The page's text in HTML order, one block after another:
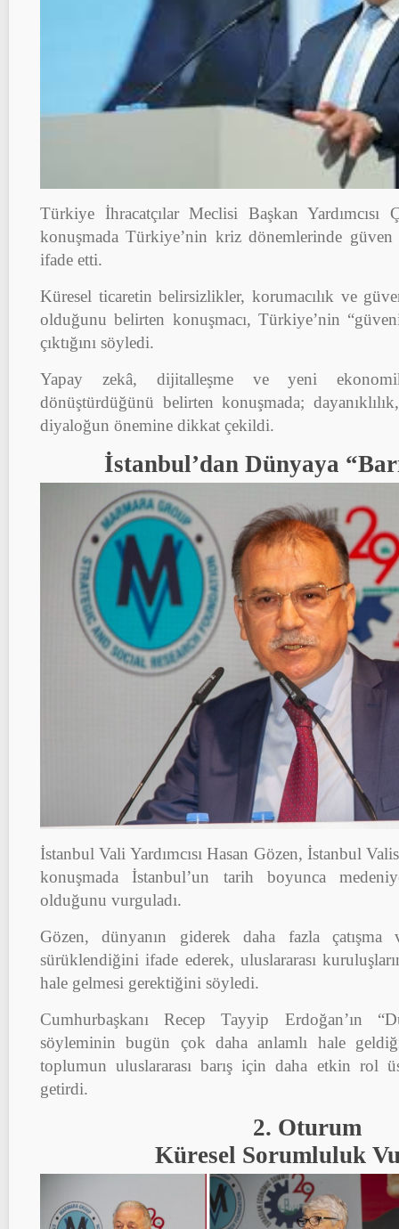
Türkiye İhracatçılar Meclisi Başkan Yardımcısı
konuşmada Türkiye’nin kriz dönemlerinde
ifade etti.
Küresel ticaretin belirsizlikler, korumacılık ve
olduğunu belirten konuşmacı, Türkiye’nin
çıktığını söyledi.
Yapay zekâ, dijitalleşme ve yeni
dönüştürdüğünü belirten konuşmada;
diyaloğun önemine dikkat çekildi.
İstanbul’dan Dünyaya
İstanbul Vali Yardımcısı Hasan Gözen, İstanbul
konuşmada İstanbul’un tarih boyunca
olduğunu vurguladı.
Gözen, dünyanın giderek daha fazla çatışma
sürüklendiğini ifade ederek, uluslararası
hale gelmesi gerektiğini söyledi.
Cumhurbaşkanı Recep Tayyip Erdoğan’ın
söyleminin bugün çok daha anlamlı hale
toplumun uluslararası barış için daha etkin rol
getirdi.
2. Oturum
Küresel Sorumluluk